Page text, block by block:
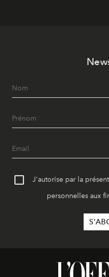
J'autorise par la
personnelles aux